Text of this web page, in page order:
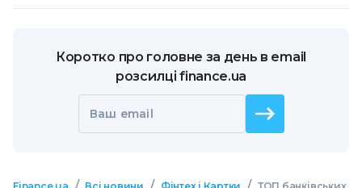
Коротко про головне за день в email
розсилці finance.ua
Ваш email